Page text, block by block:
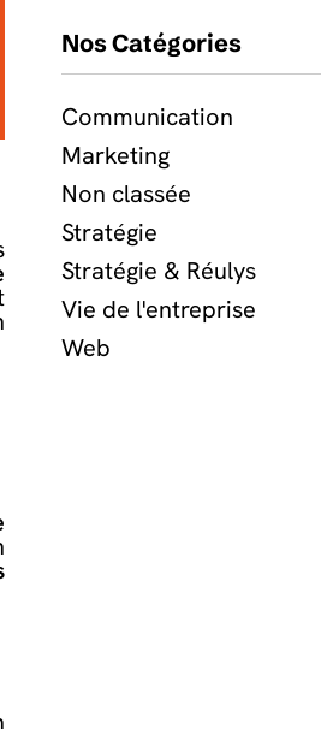
Nos Catégories
Communication
Marketing
Non classée
Stratégie
Stratégie & Réulys
Vie de l'entreprise
Web